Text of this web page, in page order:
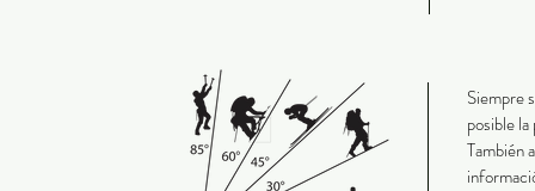
Siempre
posible
También